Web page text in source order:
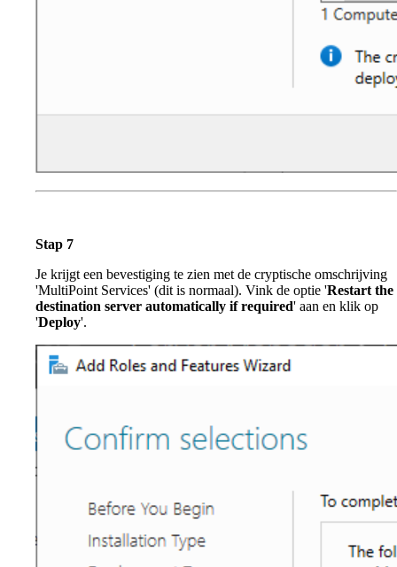
Stap 7
Je krijgt een bevestiging te zien met de cryptische omschrijving
'MultiPoint Services' (dit is normaal). Vink de optie 'Restart the
destination server automatically if required' aan en klik op
'Deploy'.